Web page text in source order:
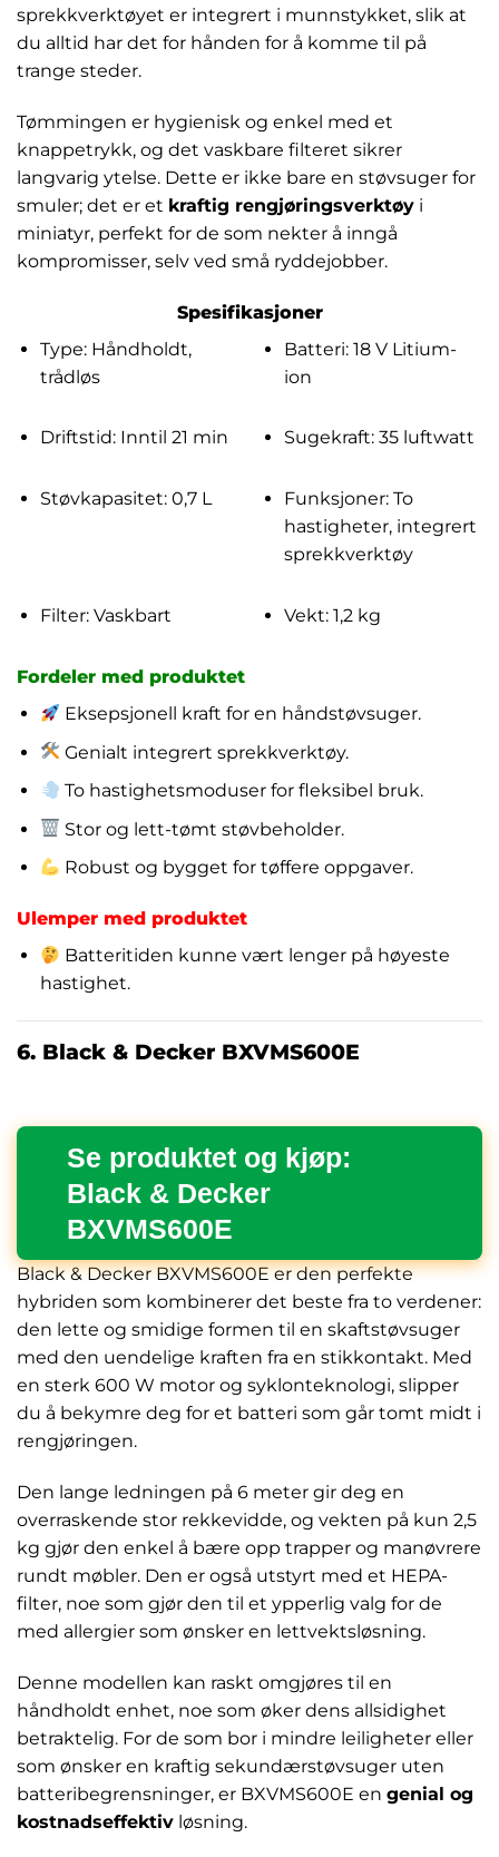
sprekkverktøyet er integrert i munnstykket, slik at
du alltid har det for hånden for å komme til på
trange steder.
Tømmingen er hygienisk og enkel med et
knappetrykk, og det vaskbare filteret sikrer
langvarig ytelse. Dette er ikke bare en støvsuger for
smuler; det er et kraftig rengjøringsverktøy i
miniatyr, perfekt for de som nekter å inngå
kompromisser, selv ved små ryddejobber.
Spesifikasjoner
Type: Håndholdt,
trådløs
Batteri: 18 V Litium-
ion
Driftstid: Inntil 21 min Sugekraft: 35 luftwatt
Støvkapasitet: 0,7 L
Funksjoner: To
hastigheter, integrert
sprekkverktøy
Filter: Vaskbart Vekt: 1,2 kg
Fordeler med produktet
Eksepsjonell kraft for en håndstøvsuger.
Genialt integrert sprekkverktøy.
To hastighetsmoduser for fleksibel bruk.
Stor og lett-tømt støvbeholder.
Robust og bygget for tøffere oppgaver.
Ulemper med produktet
Batteritiden kunne vært lenger på høyeste
hastighet.
6. Black & Decker BXVMS600E
Se produktet og kjøp:
Black & Decker
BXVMS600E
Black & Decker BXVMS600E er den perfekte
hybriden som kombinerer det beste fra to verdener:
den lette og smidige formen til en skaftstøvsuger
med den uendelige kraften fra en stikkontakt. Med
en sterk 600 W motor og syklonteknologi, slipper
du å bekymre deg for et batteri som går tomt midt i
rengjøringen.
Den lange ledningen på 6 meter gir deg en
overraskende stor rekkevidde, og vekten på kun 2,5
kg gjør den enkel å bære opp trapper og manøvrere
rundt møbler. Den er også utstyrt med et HEPA-
filter, noe som gjør den til et ypperlig valg for de
med allergier som ønsker en lettvektsløsning.
Denne modellen kan raskt omgjøres til en
håndholdt enhet, noe som øker dens allsidighet
betraktelig. For de som bor i mindre leiligheter eller
som ønsker en kraftig sekundærstøvsuger uten
batteribegrensninger, er BXVMS600E en genial og
kostnadseffektiv løsning.